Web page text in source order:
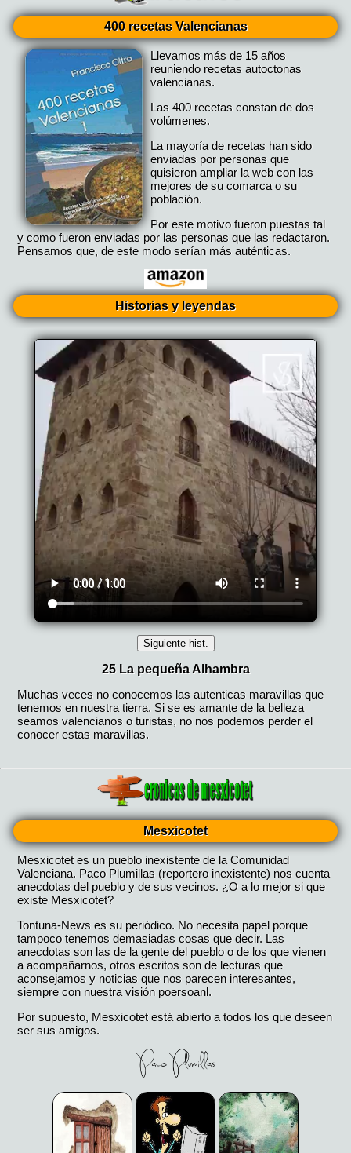
400 recetas Valencianas
Llevamos más de 15 años
reuniendo recetas autoctonas
valencianas.
Las 400 recetas constan de dos
volúmenes.
La mayoría de recetas han sido
enviadas por personas que
quisieron ampliar la web con las
mejores de su comarca o su
población.
Por este motivo fueron puestas tal
y como fueron enviadas por las personas que las redactaron.
Pensamos que, de este modo serían más auténticas.
Historias y leyendas
Mesxicotet
Mesxicotet es un pueblo inexistente de la Comunidad
Valenciana. Paco Plumillas (reportero inexistente) nos cuenta
anecdotas del pueblo y de sus vecinos. ¿O a lo mejor si que
existe Mesxicotet?
Tontuna-News es su periódico. No necesita papel porque
tampoco tenemos demasiadas cosas que decir. Las
anecdotas son las de la gente del pueblo o de los que vienen
a acompañarnos, otros escritos son de lecturas que
aconsejamos y noticias que nos parecen interesantes,
siempre con nuestra visión poersoanl.
Por supuesto, Mesxicotet está abierto a todos los que deseen
ser sus amigos.